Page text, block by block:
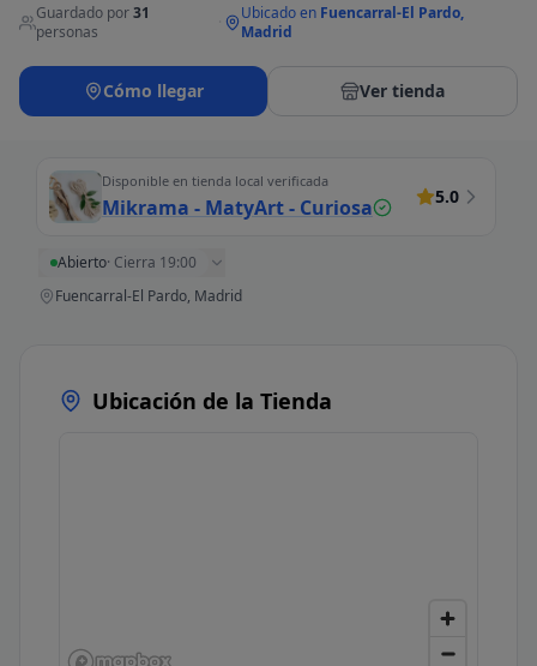
Guardado por31
personas
Ubicado en Fuencarral-El Pardo,
Madrid
Cómo llegar Ver tienda
Disponible en tienda local verificada
Mikrama - MatyArt - Curiosa 5.0
Abierto· Cierra 19:00
Fuencarral-El Pardo, Madrid
Ubicación de la Tienda